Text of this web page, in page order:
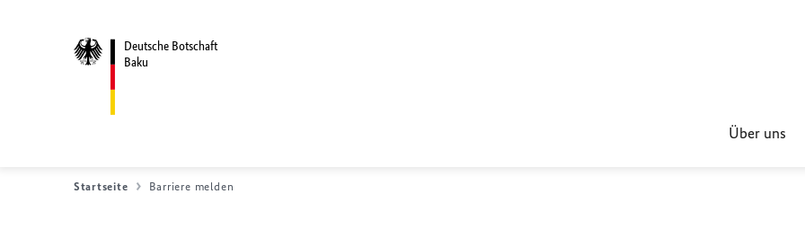
Deutsche Botschaft
Baku
Über uns
Startseite Barriere melden